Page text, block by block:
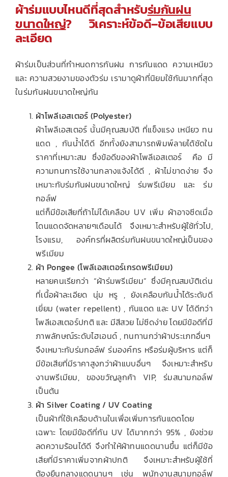
ผ้าร่มแบบไหนดีที่สุดสำหรับร่มกันฝน
ขนาดใหญ่? วิเคราะห์ข้อดี–ข้อเสียแบบ
ละเอียด
ผ้าร่มเป็นส่วนที่กำหนดการกันฝน การกันแดด ความเหนียว
และ ความสวยงามของตัวร่ม เรามาดูผ้าที่นิยมใช้กันมากที่สุด
ในร่มกันฝนขนาดใหญ่กัน
ผ้าโพลีเอสเตอร์ (Polyester)
ผ้าโพลีเอสเตอร์ นั้นมีคุณสมบัติ ที่แข็งแรง เหนียว ทน
แดด , กันน้ำได้ดี อีกทั้งยังสามารถพิมพ์ลายได้ชัดใน
ราคาที่เหมาะสม ซึ่งข้อดีของผ้าโพลีเอสเตอร์ คือ มี
ความทนการใช้งานกลางแจ้งได้ดี , ผ้าไม่ขาดง่าย จึง
เหมาะกับร่มกันฝนขนาดใหญ่ ร่มพรีเมียม และ ร่ม
กอล์ฟ
แต่ก็มีข้อเสียที่ถ้าไม่ได้เคลือบ UV เพิ่ม ผ้าอาจซีดเมื่อ
โดนแดดจัดหลายๆเดือนได้ จึงเหมาะสำหรับผู้ใช้ทั่วไป,
โรงแรม, องค์กรที่ผลิตร่มกันฝนขนาดใหญ่เป็นของ
พรีเมียม
ผ้า Pongee (โพลีเอสเตอร์เกรดพรีเมียม)
หลายคนเรียกว่า “ผ้าร่มพรีเมียม” ซึ่งมีคุณสมบัติเด่น
ที่เนื้อผ้าละเอียด นุ่ม หรู , ยังเคลือบกันน้ำได้ระดับดี
เยี่ยม (water repellent) , กันแดด และ UV ได้ดีกว่า
โพลีเอสเตอร์ปกติ และ มีสีสวย ไม่ซีดง่าย โดยมีข้อดีที่มี
ภาพลักษณ์ระดับไฮเอนด์ , ทนทานกว่าผ้าประเภทอื่นๆ
จึงเหมาะกับร่มกอล์ฟ ร่มองค์กร หรือร่มผู้บริหาร แต่ก็
มีข้อเสียที่มีราคาสูงกว่าผ้าแบบอื่นๆ จึงเหมาะสำหรับ
งานพรีเมียม, ของขวัญลูกค้า VIP, ร่มสนามกอล์ฟ
เป็นต้น
ผ้า Silver Coating / UV Coating
เป็นผ้าที่ใช้เคลือบด้านในเพื่อเพิ่มการกันแดดโดย
เฉพาะ โดยมีข้อดีที่กัน UV ได้มากกว่า 95% , ยังช่วย
ลดความร้อนได้ดี จึงทำให้ผ้าทนแดดนานขึ้น แต่ก็มีข้อ
เสียที่มีราคาเพิ่มจากผ้าปกติ จึงเหมาะสำหรับผู้ใช้ที่
ต้องยืนกลางแดดนานๆ เช่น พนักงานสนามกอล์ฟ